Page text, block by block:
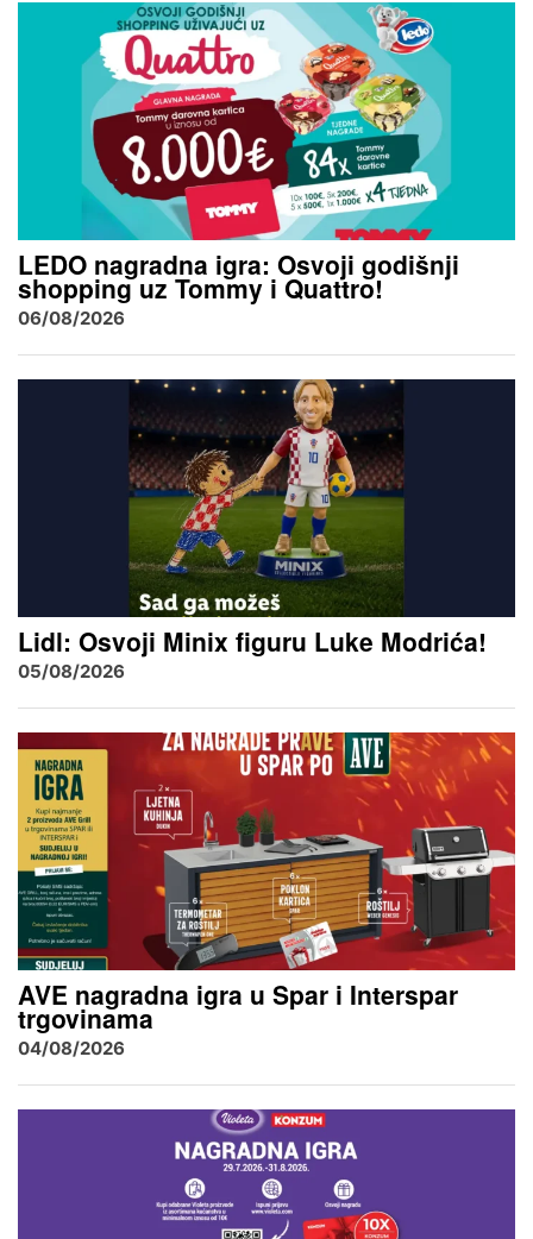
LEDO nagradna igra: Osvoji godišnji
shopping uz Tommy i Quattro!
06/08/2026
Lidl: Osvoji Minix figuru Luke Modrića!
05/08/2026
AVE nagradna igra u Spar i Interspar
trgovinama
04/08/2026